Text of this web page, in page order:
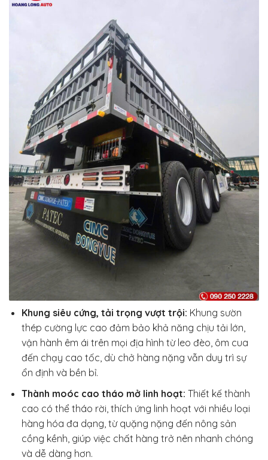
Khung siêu cứng, tải trọng vượt trội: Khung sườn
thép cường lực cao đảm bảo khả năng chịu tải lớn,
vận hành êm ái trên mọi địa hình từ leo đèo, ôm cua
đến chạy cao tốc, dù chở hàng nặng vẫn duy trì sự
ổn định và bền bỉ.
Thành moóc cao tháo mở linh hoạt: Thiết kế thành
cao có thể tháo rời, thích ứng linh hoạt với nhiều loại
hàng hóa đa dạng, từ quặng nặng đến nông sản
cồng kềnh, giúp việc chất hàng trở nên nhanh chóng
và dễ dàng hơn.